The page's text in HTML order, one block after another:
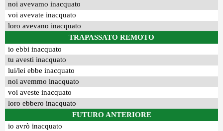
noi avevamo inacquato
voi avevate inacquato
loro avevano inacquato
TRAPASSATO REMOTO
io ebbi inacquato
tu avesti inacquato
lui/lei ebbe inacquato
noi avemmo inacquato
voi aveste inacquato
loro ebbero inacquato
FUTURO ANTERIORE
io avrò inacquato